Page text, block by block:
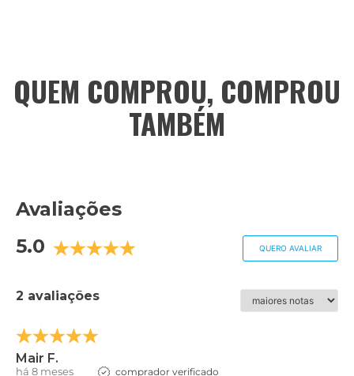
QUEM COMPROU, COMPROU
TAMBÉM
Avaliações
5.0
QUERO AVALIAR
2 avaliações
Mair F.
há 8 meses comprador verificado